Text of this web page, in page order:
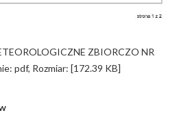
ZBIORCZO NR
pdf, Rozmiar: [172.39 KB]